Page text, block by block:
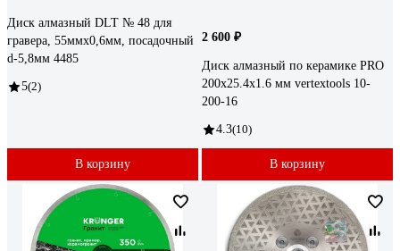
Диск алмазный DLT № 48 для
гравера, 55ммх0,6мм, посадочный
d-5,8мм 4485
5(2)
В корзину
2 600 ₽
Диск алмазный по керамике PRO
200x25.4x1.6 мм vertextools 10-
200-16
4.3(10)
В корзину